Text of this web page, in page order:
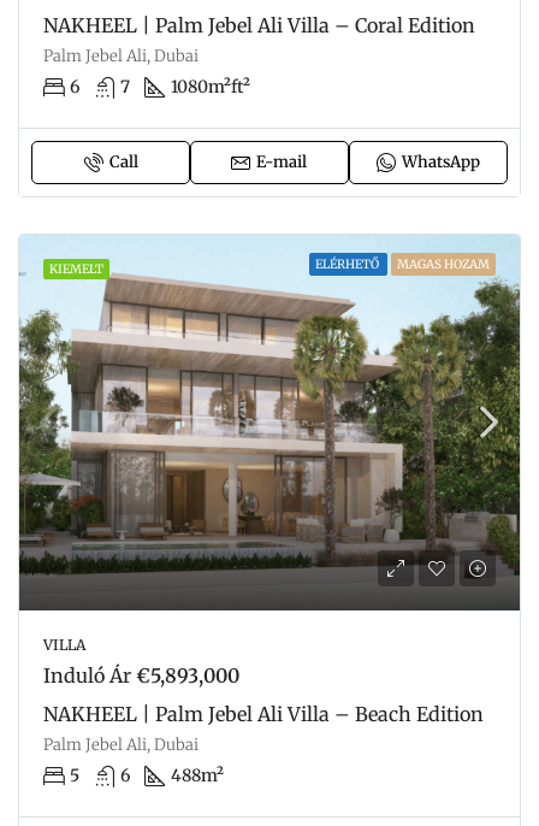
NAKHEEL | Palm Jebel Ali Villa – Coral Edition
Palm Jebel Ali, Dubai
6 7 1080m²ft²
Call E-mail WhatsApp
KIEMELT ELÉRHETŐ MAGAS HOZAM
VILLA
Induló Ár €5,893,000
NAKHEEL | Palm Jebel Ali Villa – Beach Edition
Palm Jebel Ali, Dubai
5 6 488m²